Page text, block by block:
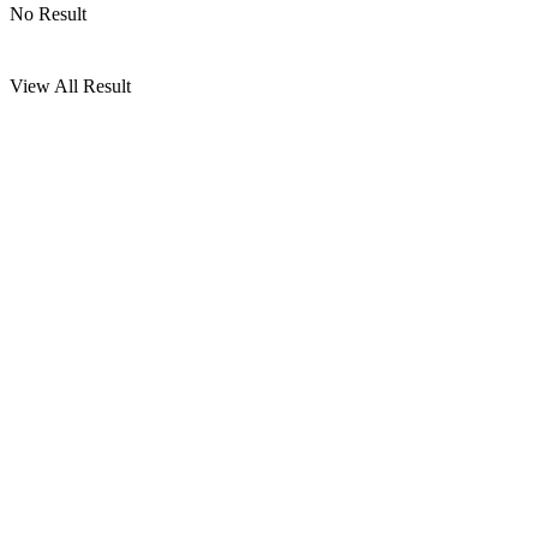
No Result
View All Result